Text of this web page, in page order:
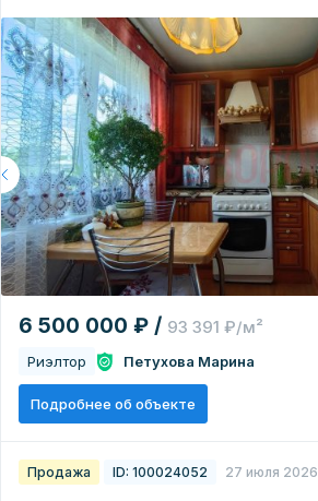
6 500 000 ₽ / 93 391 ₽/м²
Риэлтор Петухова Марина
Подробнее об объекте
Продажа ID: 100024052 27 июля 2026